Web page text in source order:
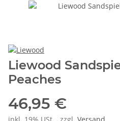
Liewood
Peaches
46,95 €